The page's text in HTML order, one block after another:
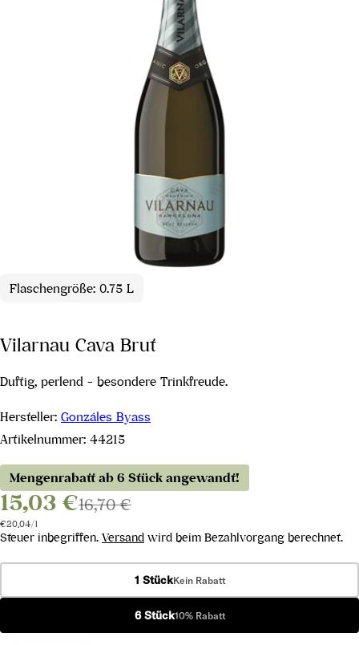
Flaschengröße: 0.75 L
Vilarnau Cava Brut
Duftig, perlend - besondere Trinkfreude.
Hersteller: Gonzáles Byass
Artikelnummer: 44215
Mengenrabatt ab 6 Stück angewandt!
15,03 €16,70 €
Stückpreis
€20,04/pro
l
Steuer inbegriffen. Versand wird beim Bezahlvorgang berechnet.
1 StückKein Rabatt
6 Stück10% Rabatt